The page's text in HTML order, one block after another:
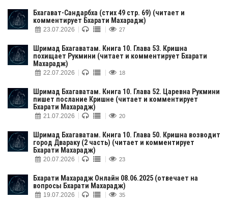
Бхагават-Cандарбха (стих 49 стр. 69) (читает и
комментирует Бхарати Махарадж)
23.07.2026 27
Шримад Бхагаватам. Книга 10. Глава 53. Кришна
похищает Рукмини (читает и комментирует Бхарати
Махарадж)
22.07.2026 18
Шримад Бхагаватам. Книга 10. Глава 52. Царевна Рукмини
пишет послание Кришне (читает и комментирует
Бхарати Махарадж)
21.07.2026 20
Шримад Бхагаватам. Книга 10. Глава 50. Кришна возводит
город Двараку (2 часть) (читает и комментирует
Бхарати Махарадж)
20.07.2026 23
Бхарати Махарадж Онлайн 08.06.2025 (отвечает на
вопросы Бхарати Махарадж)
19.07.2026 35